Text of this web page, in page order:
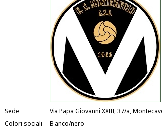
Sede
Via Papa Giovanni XXIII, 37/a,
Colori sociali
Bianco/nero